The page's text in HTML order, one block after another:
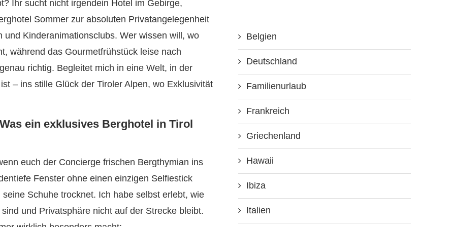
Ihr sucht nicht irgendein Hotel im Gebirge,
Sommer zur absoluten Privatangelegenheit
Kinderanimationsclubs. Wer wissen will, wo
während das Gourmetfrühstück leise nach
richtig. Begleitet mich in eine Welt, in der
– ins stille Glück der Tiroler Alpen, wo Exklusivität
ein exklusives Berghotel in Tirol
euch der Concierge frischen Bergthymian ins
Fenster ohne einen einzigen Selfiestick
Schuhe trocknet. Ich habe selbst erlebt, wie
und Privatsphäre nicht auf der Strecke bleibt.
Belgien
Deutschland
Familienurlaub
Frankreich
Griechenland
Hawaii
Ibiza
Italien